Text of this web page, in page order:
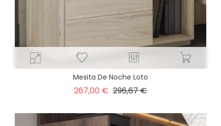
Mesita De Noche Loto
267,00 € Precio
296,67 €Precio